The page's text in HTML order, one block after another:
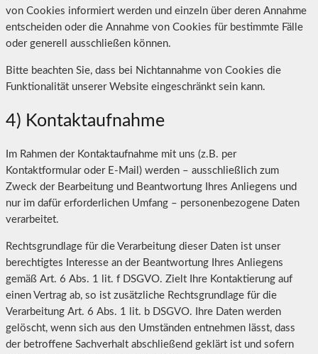
von Cookies informiert werden und einzeln über deren Annahme
entscheiden oder die Annahme von Cookies für bestimmte Fälle
oder generell ausschließen können.
Bitte beachten Sie, dass bei Nichtannahme von Cookies die
Funktionalität unserer Website eingeschränkt sein kann.
4) Kontaktaufnahme
Im Rahmen der Kontaktaufnahme mit uns (z.B. per
Kontaktformular oder E-Mail) werden – ausschließlich zum
Zweck der Bearbeitung und Beantwortung Ihres Anliegens und
nur im dafür erforderlichen Umfang – personenbezogene Daten
verarbeitet.
Rechtsgrundlage für die Verarbeitung dieser Daten ist unser
berechtigtes Interesse an der Beantwortung Ihres Anliegens
gemäß Art. 6 Abs. 1 lit. f DSGVO. Zielt Ihre Kontaktierung auf
einen Vertrag ab, so ist zusätzliche Rechtsgrundlage für die
Verarbeitung Art. 6 Abs. 1 lit. b DSGVO. Ihre Daten werden
gelöscht, wenn sich aus den Umständen entnehmen lässt, dass
der betroffene Sachverhalt abschließend geklärt ist und sofern